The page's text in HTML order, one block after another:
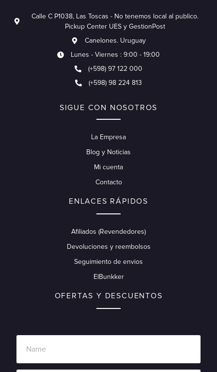
Calle C P1038, Las Toscas - No tenemos local al publico.
Pickup Center UES y GestionPost
Canelones. Uruguay
Lunes - Viernes : 9:00 - 19:00
(+598) 97 122 000
(+598) 98 224 813
SIGUE CON NOSOTROS
La Empresa
Blog y Noticias
Mi cuenta
Contacto
ENLACES RÁPIDOS
Afiliados (Revendedores)
Devoluciones y reembolsos
Seguimiento de envios
ElBunkker
OFERTAS Y DESCUENTOS